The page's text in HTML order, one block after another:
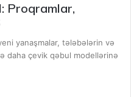
Proqramlar,
yanaşmalar, tələbələrin və
daha çevik qəbul modellərinə